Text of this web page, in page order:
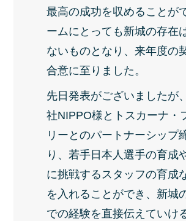
最高の成功を収めることが
ームにとっても新城の存在
ないものとなり、来年度の
合意に至りました。
先日発表がございましたが
社NIPPO様とトスカーナ・
リーとのパートナーシップ
り、若手日本人選手の育成
に挑戦するスタッフの育成
を入れることができ、新城
での経験を直接伝えていけ